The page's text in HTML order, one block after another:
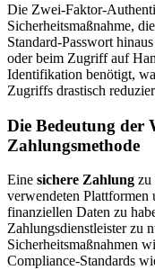
Die Zwei-Faktor-
Sicherheitsmaßnahme,
Standard-Passwort
oder beim Zugriff auf
Identifikation benötigt,
Zugriffs drastisch
Die Bedeutung der
Zahlungsmethode
Eine sichere Zahlung zu
verwendeten
finanziellen Daten zu
Zahlungsdienstleister zu
Sicherheitsmaßnahmen
Compliance-Standards